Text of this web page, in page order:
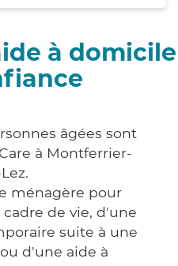
à domicile
âgées sont
à Montferrier-
ménagère pour
de vie, d'une
suite à une
d'une aide à